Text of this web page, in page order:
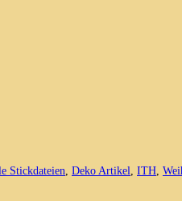
Stickdateien Deko Artikel ITH